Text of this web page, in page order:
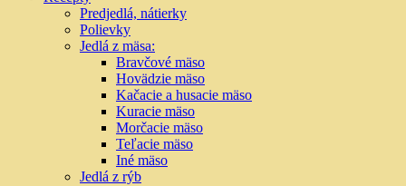
Predjedlá, nátierky
Polievky
Jedlá z mäsa:
Bravčové mäso
Hovädzie mäso
Kačacie a husacie mäso
Kuracie mäso
Morčacie mäso
Teľacie mäso
Iné mäso
Jedlá z rýb